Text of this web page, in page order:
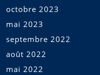
octobre 2023
mai 2023
septembre 2022
août 2022
mai 2022